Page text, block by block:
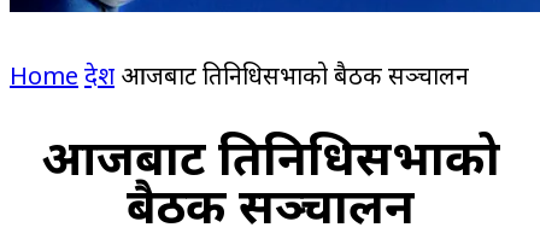
Home देश आजबाट प्रतिनिधिसभाको बैठक सञ्चालन
आजबाट प्रतिनिधिसभाको
बैठक सञ्चालन